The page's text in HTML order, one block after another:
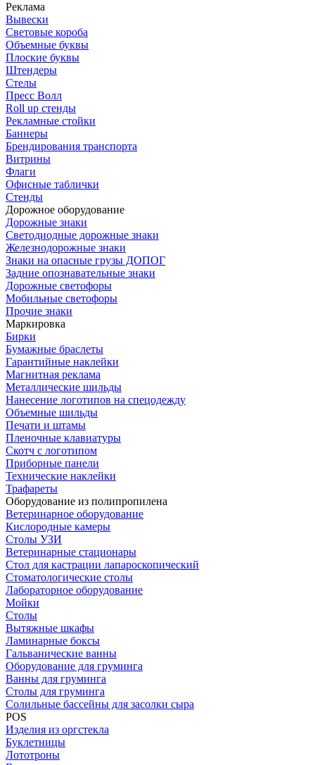
Реклама
Вывески
Световые короба
Объемные буквы
Плоские буквы
Штендеры
Стелы
Пресс Волл
Roll up стенды
Рекламные стойки
Баннеры
Брендирования транспорта
Витрины
Флаги
Офисные таблички
Стенды
Дорожное оборудование
Дорожные знаки
Светодиодные дорожные знаки
Железнодорожные знаки
Знаки на опасные грузы ДОПОГ
Задние опознавательные знаки
Дорожные светофоры
Мобильные светофоры
Прочие знаки
Маркировка
Бирки
Бумажные браслеты
Гарантийные наклейки
Магнитная реклама
Металлические шильды
Нанесение логотипов на спецодежду
Объемные шильды
Печати и штамы
Пленочные клавиатуры
Скотч с логотипом
Приборные панели
Технические наклейки
Трафареты
Оборудование из полипропилена
Ветеринарное оборудование
Кислородные камеры
Столы УЗИ
Ветеринарные стационары
Стол для кастрации лапароскопический
Стоматологические столы
Лабораторное оборудование
Мойки
Столы
Вытяжные шкафы
Ламинарные боксы
Гальванические ванны
Оборудование для груминга
Ванны для груминга
Столы для груминга
Солильные бассейны для засолки сыра
POS
Изделия из оргстекла
Буклетницы
Лототроны